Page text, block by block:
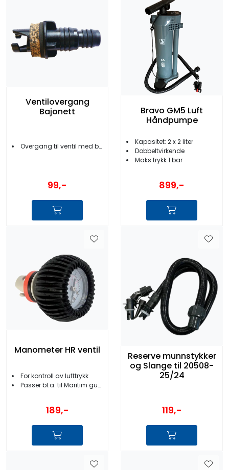
Ventilovergang
Bajonett
Overgang til ventil med bajonettkobling
99,-
Bravo GM5 Luft
Håndpumpe
Kapasitet: 2 x 2 liter
Dobbeltvirkende
Maks trykk 1 bar
899,-
Manometer HR ventil
For kontroll av lufttrykk
Passer bl.a. til Maritim gummibåt
189,-
Reserve munnstykker
og Slange til 20508-
25/24
119,-